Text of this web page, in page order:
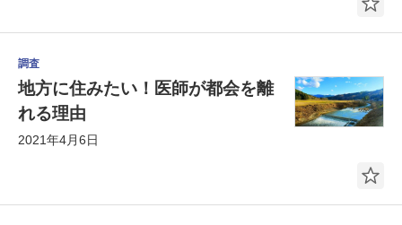
調査
地方に住みたい！医師が都会を離
れる理由
2021年4月6日